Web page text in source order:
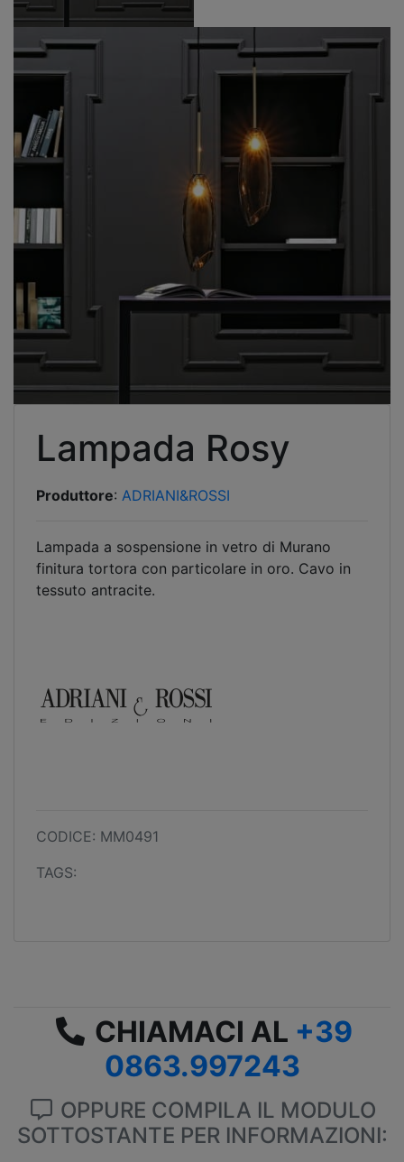
Lampada Rosy
Produttore: ADRIANI&ROSSI
Lampada a sospensione in vetro di Murano
finitura tortora con particolare in oro. Cavo in
tessuto antracite.
CODICE: MM0491
TAGS:
CHIAMACI AL +39
0863.997243
OPPURE COMPILA IL MODULO
SOTTOSTANTE PER INFORMAZIONI: